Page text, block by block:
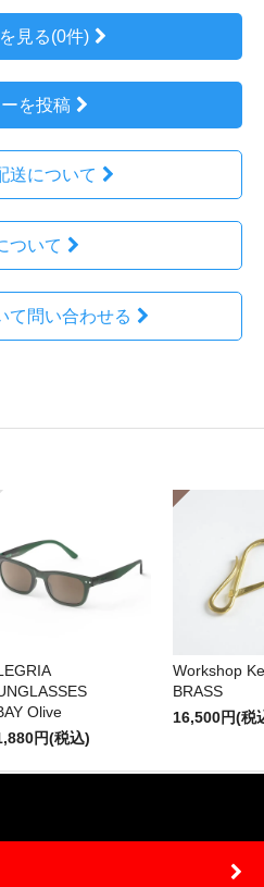
見る(0件)
を投稿
送について
ついて
て問い合わせる
Olive
円(税込)
Workshop
BRASS
16,500円(税